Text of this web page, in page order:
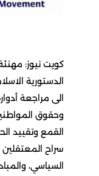
كويت نيوز:
الدستورية
الى مراجعة
وحقوق
القمع وتقييد
سراح المعتقلين
السياسي،